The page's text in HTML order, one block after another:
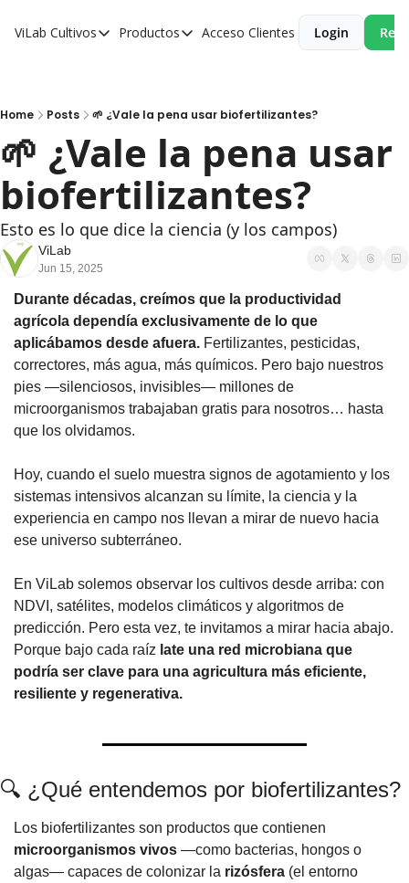
ViLab Cultivos
Cultivos
Olivos
Cítricos
Cerezos
Almendros
Tabaco
Avellanos
Productos
Productos
Estudio de Zonificación
Monitoreo Satelital de Cultivos
Acceso Clientes Login
Home Posts 🌱 ¿Vale la pena usar biofertilizantes?
🌱 ¿Vale la pena usar
biofertilizantes?
Esto es lo que dice la ciencia (y los campos)
ViLab
Jun 15, 2025
Durante décadas, creímos que la productividad
agrícola dependía exclusivamente de lo que
aplicábamos desde afuera. Fertilizantes, pesticidas,
correctores, más agua, más químicos. Pero bajo nuestros
pies —silenciosos, invisibles— millones de
microorganismos trabajaban gratis para nosotros… hasta
que los olvidamos.
Hoy, cuando el suelo muestra signos de agotamiento y los
sistemas intensivos alcanzan su límite, la ciencia y la
experiencia en campo nos llevan a mirar de nuevo hacia
ese universo subterráneo.
En ViLab solemos observar los cultivos desde arriba: con
NDVI, satélites, modelos climáticos y algoritmos de
predicción. Pero esta vez, te invitamos a mirar hacia abajo.
Porque bajo cada raíz late una red microbiana que
podría ser clave para una agricultura más eficiente,
resiliente y regenerativa.
🔍 ¿Qué entendemos por biofertilizantes?
microorganismos vivos —como bacterias, hongos o
algas— capaces de colonizar la rizósfera (el entorno